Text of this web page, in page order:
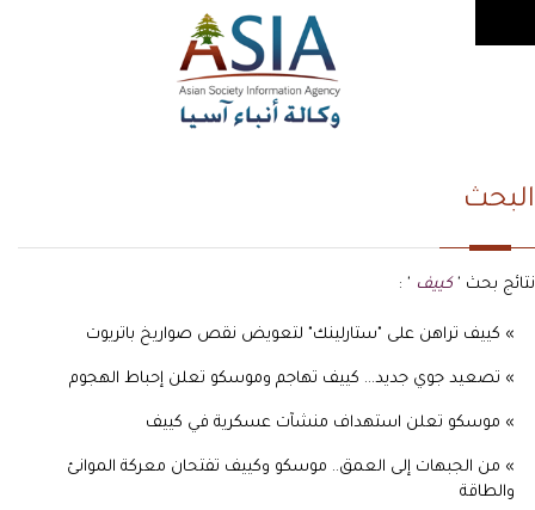
البحث
نتائج بحث ' كييف ' :
» كييف تراهن على "ستارلينك" لتعويض نقص صواريخ باتريوت
» تصعيد جوي جديد... كييف تهاجم وموسكو تعلن إحباط الهجوم
» موسكو تعلن استهداف منشآت عسكرية في كييف
» من الجبهات إلى العمق.. موسكو وكييف تفتحان معركة الموانئ
والطاقة